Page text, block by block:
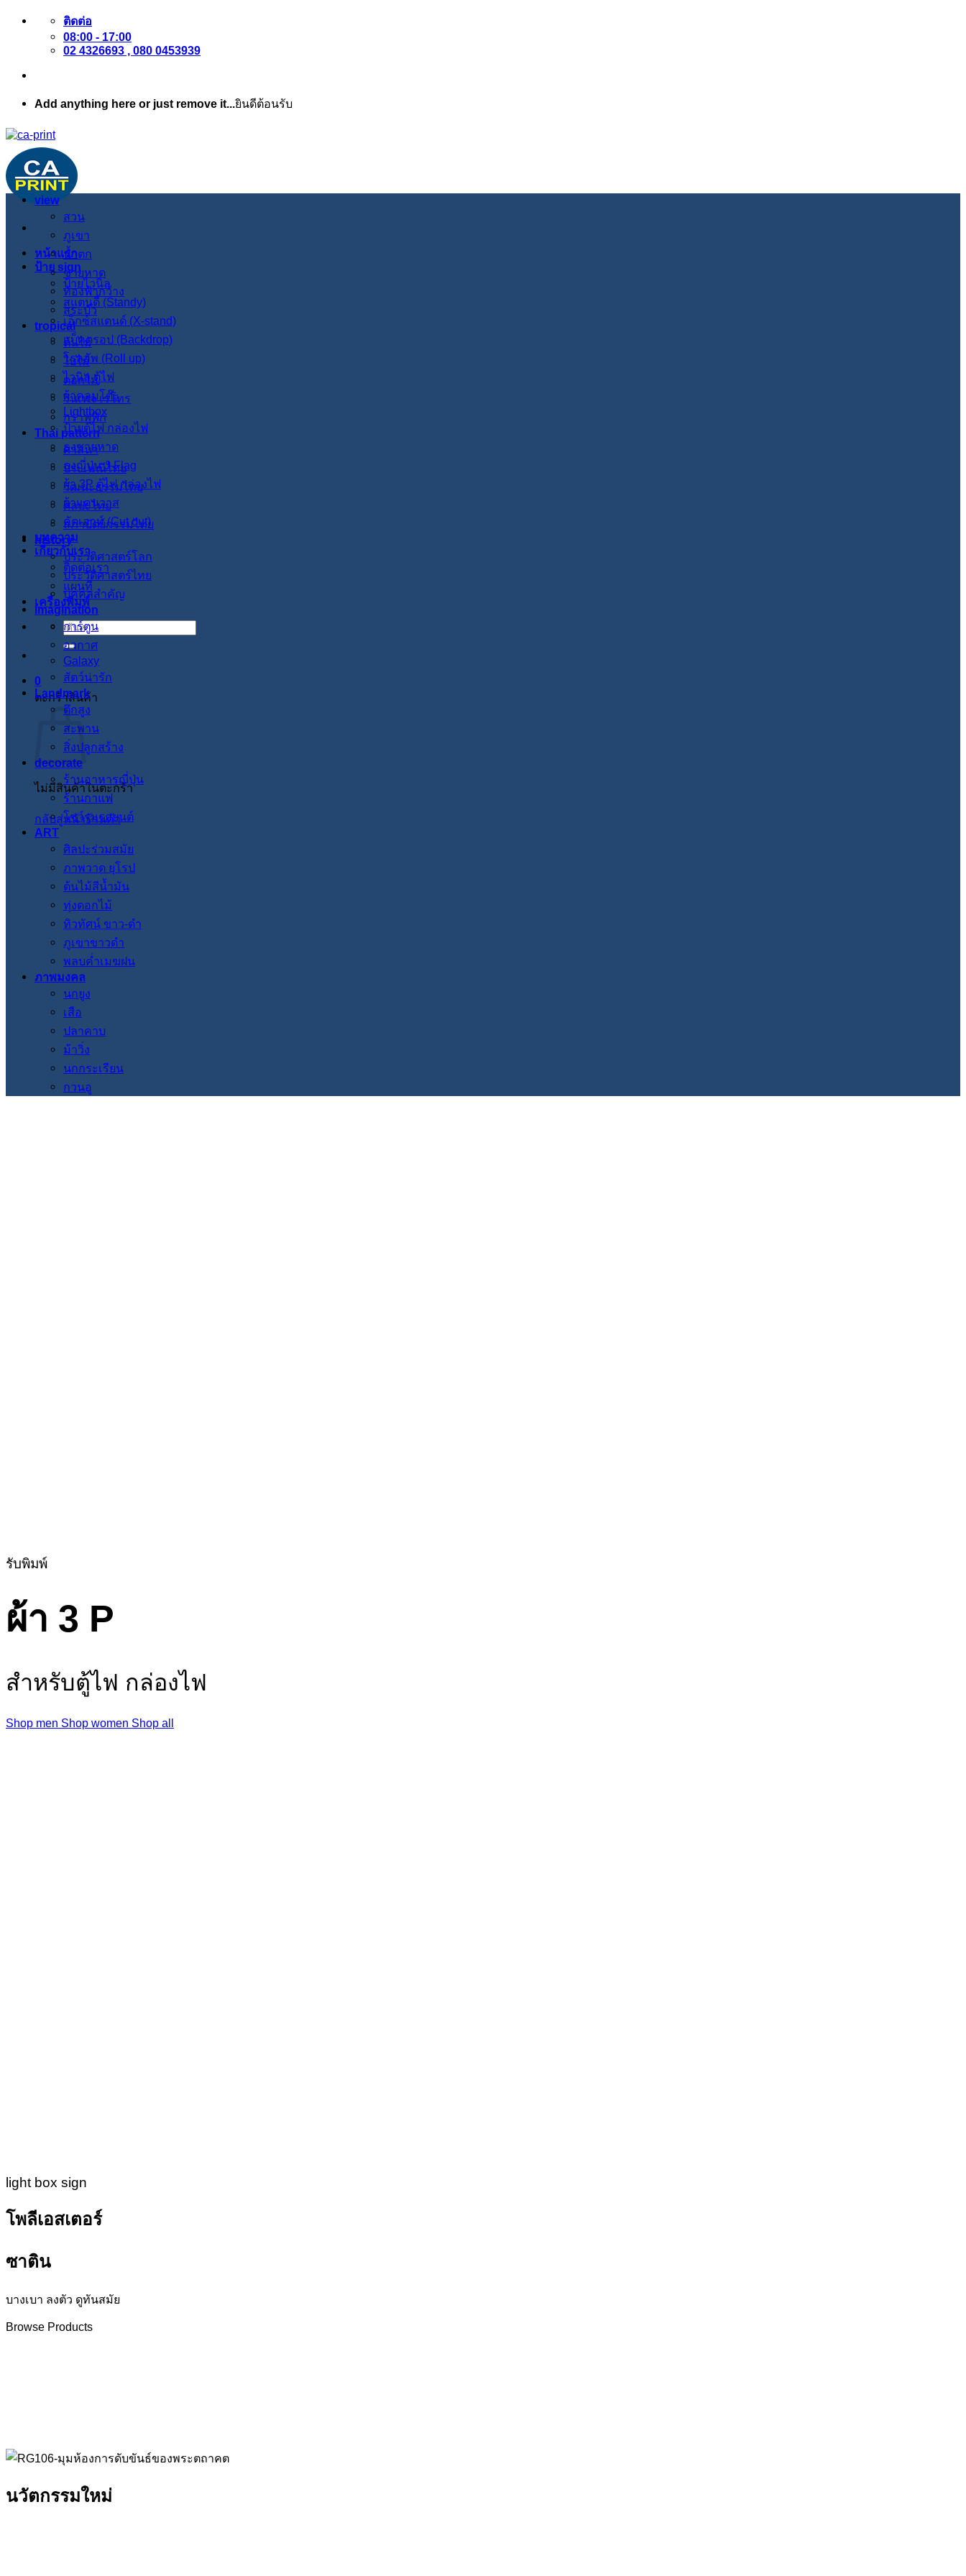
ข้าม
เนื้อหา
ติดต่อ
08:00 - 17:00
02 4326693 , 080 0453939
Add anything here or just remove it...ยินดีต้อนรับ
หน้าแรก
ป้าย sign
ป้ายไวนิล
สแตนดี้ (Standy)
เอ็กซ์สแตนด์ (X-stand)
แบ็คดรอป (Backdrop)
โรลอัพ (Roll up)
ไวนิล ตู้ไฟ
ผ้าคลุมโต๊ะ
Lightbox
ป้ายตู้ไฟ กล่องไฟ
ธงชายหาด
ธงญี่ปุ่น J-Flag
ผ้า 3P ตู้ไฟ กล่องไฟ
ผ้าแคนวาส
คัตเอาท์ (Cut out)
บทความ
เกี่ยวกับเรา
ติดต่อเรา
แผนที่
เครื่องพิมพ์
ค้นหา:
0
ตะกร้าสินค้า
ไม่มีสินค้าในตะกร้า
กลับสู่หน้าร้านค้า
view
สวน
ภูเขา
น้ำตก
ชายหาด
ท้องฟ้ากว้าง
สระบัว
tropical
ต้นไม้
ใบไม้
ดอกไม้
วินเทจ เรโทร
กราฟฟิก
Thai pattern
ศาสนา
ประเพณีไทย
วัฒนะธรรมไทย
ศิลปะไทย
สภาปัตย์กรรมไทย
history
ประวัติศาสตร์โลก
ประวัติศาสตร์ไทย
บุคคลสำคัญ
imagination
การ์ตูน
อวกาศ
Galaxy
สัตว์น่ารัก
Landmark
ตึกสูง
สะพาน
สิ่งปลูกสร้าง
decorate
ร้านอาหารญี่ปุ่น
ร้านกาแฟ
โชว์รูมรถยนต์
ART
ศิลปะร่วมสมัย
ภาพวาด ยุโรป
ต้นไม้สีน้ำมัน
ทุ่งดอกไม้
ทิวทัศน์ ขาว-ดำ
ภูเขาขาวดำ
พลบค่ำเมฆฝน
ภาพมงคล
นกยูง
เสือ
ปลาคาบ
ม้าวิ่ง
นกกระเรียน
กวนอู
รับพิมพ์
ผ้า 3 P
สำหรับตู้ไฟ กล่องไฟ
Shop men Shop women Shop all
light box sign
โพลีเอสเตอร์
ซาติน
บางเบา ลงตัว ดูทันสมัย
Browse Products
นวัตกรรมใหม่